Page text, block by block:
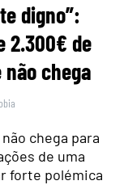
digno”:
2.300€ de
chega
chega para
de uma
forte polémica